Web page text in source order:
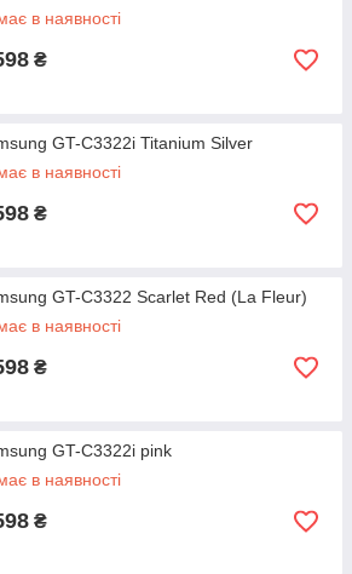
в наявності
₴
GT-C3322i Titanium Silver
в наявності
₴
GT-C3322 Scarlet Red (La Fleur)
в наявності
₴
GT-C3322i pink
в наявності
₴